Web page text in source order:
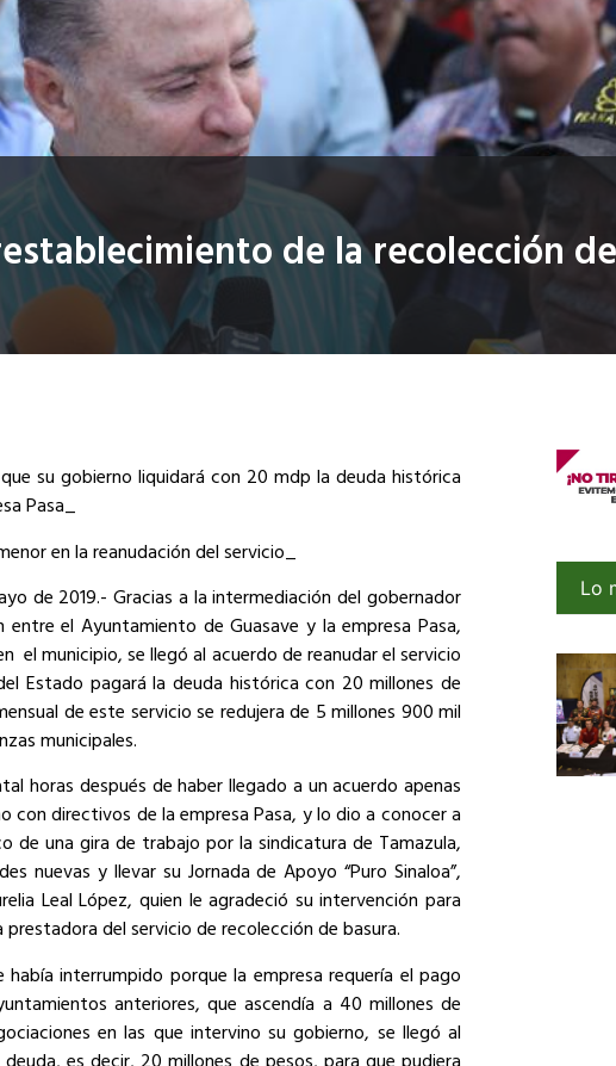
de la recolección
su gobierno liquidará con 20 mdp la deuda histórica
Pasa_
en la reanudación del servicio_
de 2019.- Gracias a la intermediación del gobernador
entre el Ayuntamiento de Guasave y la empresa Pasa,
el municipio, se llegó al acuerdo de reanudar el servicio
Estado pagará la deuda histórica con 20 millones de
de este servicio se redujera de 5 millones 900 mil
municipales.
horas después de haber llegado a un acuerdo apenas
con directivos de la empresa Pasa, y lo dio a conocer a
de una gira de trabajo por la sindicatura de Tamazula,
nuevas y llevar su Jornada de Apoyo “Puro Sinaloa”,
Leal López, quien le agradeció su intervención para
del servicio de recolección de basura.
interrumpido porque la empresa requería el pago
anteriores, que ascendía a 40 millones de
en las que intervino su gobierno, se llegó al
es decir, 20 millones de pesos, para que pudiera
Lo